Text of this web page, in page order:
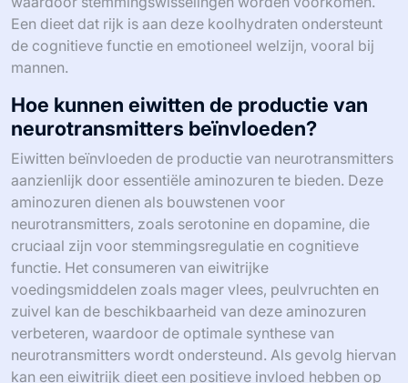
Een dieet dat rijk is aan deze koolhydraten ondersteunt
de cognitieve functie en emotioneel welzijn, vooral bij
mannen.
Hoe kunnen eiwitten de productie van
neurotransmitters beïnvloeden?
Eiwitten beïnvloeden de productie van neurotransmitters
aanzienlijk door essentiële aminozuren te bieden. Deze
aminozuren dienen als bouwstenen voor
neurotransmitters, zoals serotonine en dopamine, die
cruciaal zijn voor stemmingsregulatie en cognitieve
functie. Het consumeren van eiwitrijke
voedingsmiddelen zoals mager vlees, peulvruchten en
zuivel kan de beschikbaarheid van deze aminozuren
verbeteren, waardoor de optimale synthese van
neurotransmitters wordt ondersteund. Als gevolg hiervan
kan een eiwitrijk dieet een positieve invloed hebben op